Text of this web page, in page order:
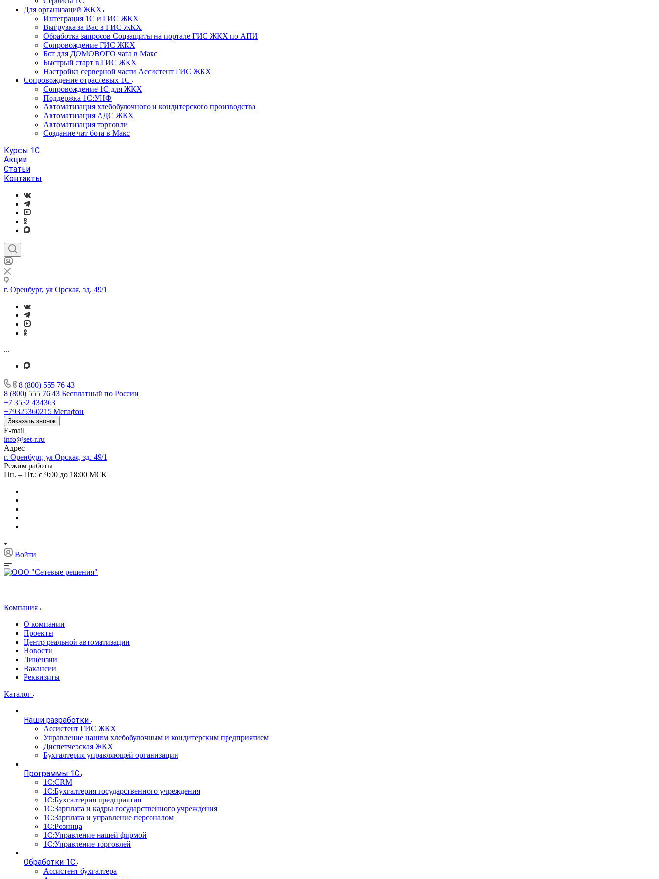
Для организаций ЖКХ
Интеграция 1С и ГИС ЖКХ
Выгрузка за Вас в ГИС ЖКХ
Обработка запросов Соцзащиты на портале ГИС ЖКХ по АПИ
Сопровождение ГИС ЖКХ
Бот для ДОМОВОГО чата в Макс
Быстрый старт в ГИС ЖКХ
Настройка серверной части Ассистент ГИС ЖКХ
Сопровождение отраслевых 1С
Сопровождение 1С для ЖКХ
Поддержка 1С:УНФ
Автоматизация хлебобулочного и кондитерского производства
Автоматизация АДС ЖКХ
Автоматизация торговли
Создание чат бота в Макс
Курсы 1С
Акции
Статьи
Контакты
г. Оренбург, ул Орская, зд. 49/1
...
8 (800) 555 76 43
8 (800) 555 76 43 Бесплатный по России
+7 3532 434363
+79325360215 Мегафон
Заказать звонок
E-mail
info@set-r.ru
Адрес
г. Оренбург, ул Орская, зд. 49/1
Режим работы
Пн. – Пт.: с 9:00 до 18:00 МСК
Войти
Компания
О компании
Проекты
Центр реальной автоматизации
Новости
Лицензии
Вакансии
Реквизиты
Каталог
Наши разработки
Ассистент ГИС ЖКХ
Управление нашим хлебобулочным и кондитерским предприятием
Диспетчерская ЖКХ
Бухгалтерия управляющей организации
Программы 1С
1С:CRM
1С:Бухгалтерия государственного учреждения
1С:Бухгалтерия предприятия
1С:Зарплата и кадры государственного учреждения
1С:Зарплата и управление персоналом
1С:Розница
1С:Управление нашей фирмой
1С:Управление торговлей
Обработки 1С
Ассистент бухгалтера